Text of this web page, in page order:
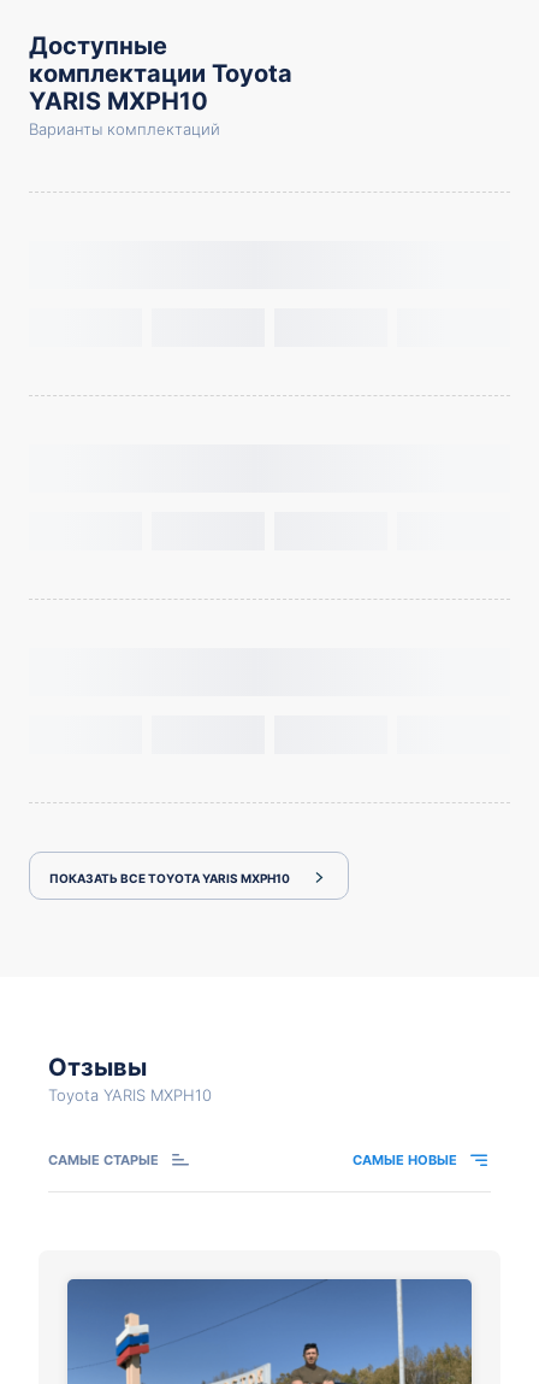
Доступные
комплектации Toyota
YARIS MXPH10
Варианты комплектаций
ПОКАЗАТЬ ВСЕ TOYOTA YARIS MXPH10
Отзывы
Toyota YARIS MXPH10
САМЫЕ СТАРЫЕ САМЫЕ НОВЫЕ